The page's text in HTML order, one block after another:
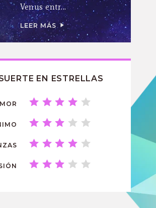
Venus entr...
LEER MÁS
EN ESTRELLAS